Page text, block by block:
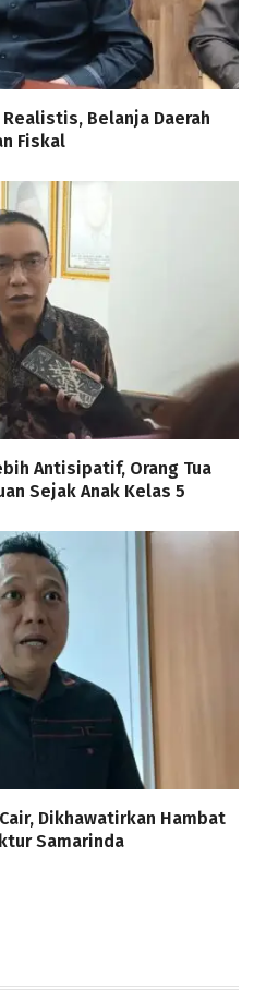
Realistis, Belanja Daerah
Fiskal
Antisipatif, Orang Tua
Sejak Anak Kelas 5
Dikhawatirkan Hambat
Samarinda